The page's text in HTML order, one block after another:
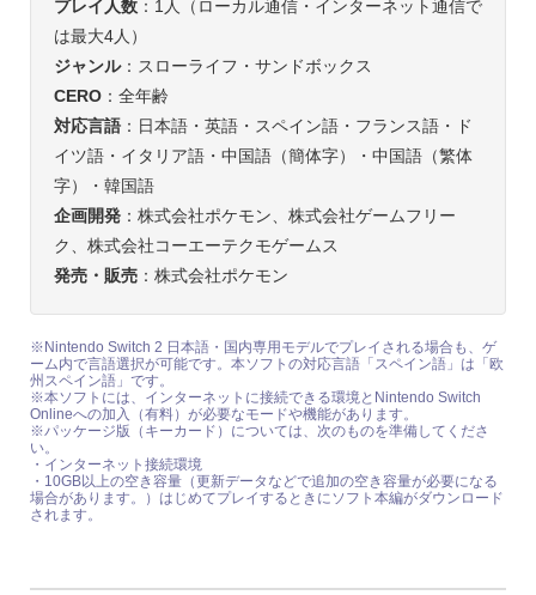
プレイ人数：1人（ローカル通信・インターネット通信で
は最大4人）
ジャンル：スローライフ・サンドボックス
CERO：全年齢
対応言語：日本語・英語・スペイン語・フランス語・ド
イツ語・イタリア語・中国語（簡体字）・中国語（繁体
字）・韓国語
企画開発：株式会社ポケモン、株式会社ゲームフリー
ク、株式会社コーエーテクモゲームス
発売・販売：株式会社ポケモン
※Nintendo Switch 2 日本語・国内専用モデルでプレイされる場合も、ゲ
ーム内で言語選択が可能です。本ソフトの対応言語「スペイン語」は「欧
州スペイン語」です。
※本ソフトには、インターネットに接続できる環境とNintendo Switch
Onlineへの加入（有料）が必要なモードや機能があります。
※パッケージ版（キーカード）については、次のものを準備してくださ
い。
・インターネット接続環境
・10GB以上の空き容量（更新データなどで追加の空き容量が必要になる
場合があります。）はじめてプレイするときにソフト本編がダウンロード
されます。